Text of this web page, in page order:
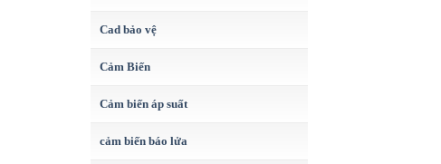
Cad bảo vệ
Cảm Biến
Cảm biến áp suất
cảm biến báo lửa